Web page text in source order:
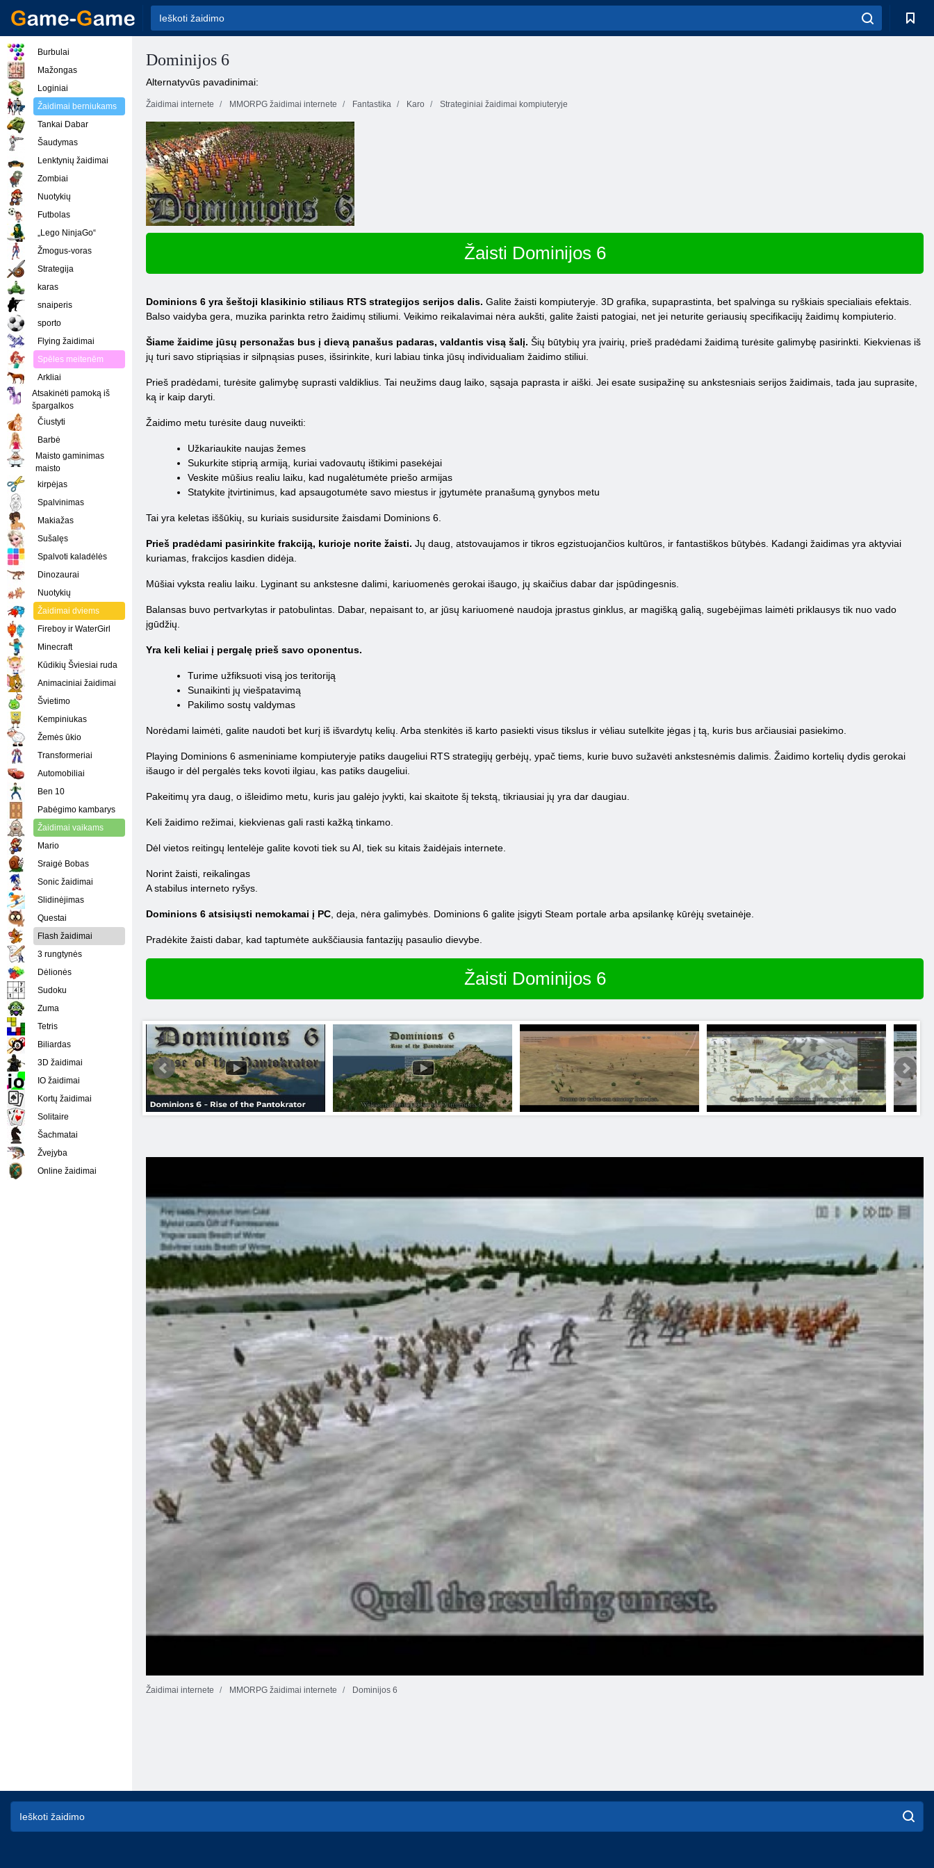
Dominijos 6
Alternatyvūs pavadinimai:
Žaidimai internete MMORPG žaidimai internete Fantastika Karo Strateginiai žaidimai kompiuteryje
Žaisti Dominijos 6
Dominions 6 yra šeštoji klasikinio stiliaus RTS strategijos serijos dalis. Galite žaisti kompiuteryje. 3D grafika, supaprastinta, bet spalvinga su ryškiais specialiais efektais.
Balso vaidyba gera, muzika parinkta retro žaidimų stiliumi. Veikimo reikalavimai nėra aukšti, galite žaisti patogiai, net jei neturite geriausių specifikacijų žaidimų kompiuterio.
Šiame žaidime jūsų personažas bus į dievą panašus padaras, valdantis visą šalį. Šių būtybių yra įvairių, prieš pradėdami žaidimą turėsite galimybę pasirinkti. Kiekvienas iš
jų turi savo stipriąsias ir silpnąsias puses, išsirinkite, kuri labiau tinka jūsų individualiam žaidimo stiliui.
Prieš pradėdami, turėsite galimybę suprasti valdiklius. Tai neužims daug laiko, sąsaja paprasta ir aiški. Jei esate susipažinę su ankstesniais serijos žaidimais, tada jau suprasite,
ką ir kaip daryti.
Žaidimo metu turėsite daug nuveikti:
Užkariaukite naujas žemes
Sukurkite stiprią armiją, kuriai vadovautų ištikimi pasekėjai
Veskite mūšius realiu laiku, kad nugalėtumėte priešo armijas
Statykite įtvirtinimus, kad apsaugotumėte savo miestus ir įgytumėte pranašumą gynybos metu
Tai yra keletas iššūkių, su kuriais susidursite žaisdami Dominions 6.
Prieš pradėdami pasirinkite frakciją, kurioje norite žaisti. Jų daug, atstovaujamos ir tikros egzistuojančios kultūros, ir fantastiškos būtybės. Kadangi žaidimas yra aktyviai
kuriamas, frakcijos kasdien didėja.
Mūšiai vyksta realiu laiku. Lyginant su ankstesne dalimi, kariuomenės gerokai išaugo, jų skaičius dabar dar įspūdingesnis.
Balansas buvo pertvarkytas ir patobulintas. Dabar, nepaisant to, ar jūsų kariuomenė naudoja įprastus ginklus, ar magišką galią, sugebėjimas laimėti priklausys tik nuo vado
įgūdžių.
Yra keli keliai į pergalę prieš savo oponentus.
Turime užfiksuoti visą jos teritoriją
Sunaikinti jų viešpatavimą
Pakilimo sostų valdymas
Norėdami laimėti, galite naudoti bet kurį iš išvardytų kelių. Arba stenkitės iš karto pasiekti visus tikslus ir vėliau sutelkite jėgas į tą, kuris bus arčiausiai pasiekimo.
Playing Dominions 6 asmeniniame kompiuteryje patiks daugeliui RTS strategijų gerbėjų, ypač tiems, kurie buvo sužavėti ankstesnėmis dalimis. Žaidimo kortelių dydis gerokai
išaugo ir dėl pergalės teks kovoti ilgiau, kas patiks daugeliui.
Pakeitimų yra daug, o išleidimo metu, kuris jau galėjo įvykti, kai skaitote šį tekstą, tikriausiai jų yra dar daugiau.
Keli žaidimo režimai, kiekvienas gali rasti kažką tinkamo.
Dėl vietos reitingų lentelėje galite kovoti tiek su AI, tiek su kitais žaidėjais internete.
Norint žaisti, reikalingas
A stabilus interneto ryšys.
Dominions 6 atsisiųsti nemokamai į PC , deja, nėra galimybės. Dominions 6 galite įsigyti Steam portale arba apsilankę kūrėjų svetainėje.
Pradėkite žaisti dabar, kad taptumėte aukščiausia fantazijų pasaulio dievybe.
Žaisti Dominijos 6
Žaidimai internete MMORPG žaidimai internete Dominijos 6
Burbulai
Mažongas
Loginiai
Žaidimai berniukams
Tankai Dabar
Šaudymas
Lenktynių žaidimai
Zombiai
Nuotykių
Futbolas
„Lego NinjaGo“
Žmogus-voras
Strategija
karas
snaiperis
sporto
Flying žaidimai
Spēles meitenēm
Arkliai
Atsakinėti pamoką iš
špargalkos
Čiustyti
Barbė
Maisto gaminimas
maisto
kirpėjas
Spalvinimas
Makiažas
Sušalęs
Spalvoti kaladėlės
Dinozaurai
Nuotykių
Žaidimai dviems
Fireboy ir WaterGirl
Minecraft
Kūdikių Šviesiai ruda
Animaciniai žaidimai
Švietimo
Kempiniukas
Žemės ūkio
Transformeriai
Automobiliai
Ben 10
Pabėgimo kambarys
Žaidimai vaikams
Mario
Sraigė Bobas
Sonic žaidimai
Slidinėjimas
Questai
Flash žaidimai
3 rungtynės
Dėlionės
Sudoku
Zuma
Tetris
Biliardas
3D žaidimai
IO žaidimai
Kortų žaidimai
Solitaire
Šachmatai
Žvejyba
Online žaidimai